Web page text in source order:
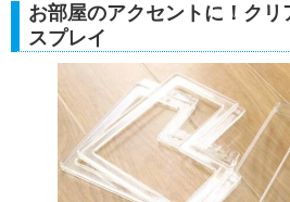
お部屋のアクセントに！クリ
スプレイ